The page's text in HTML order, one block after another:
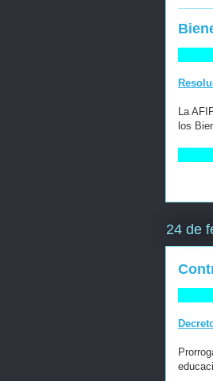
La
los
24 de